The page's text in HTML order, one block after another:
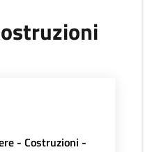
- Costruzioni -